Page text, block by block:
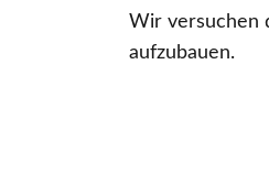
Wir versuchen
aufzubauen.